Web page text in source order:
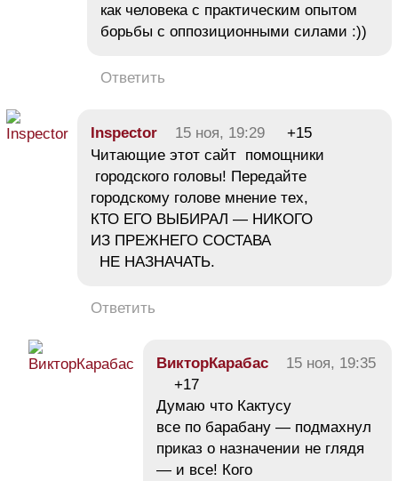
как человека с практическим опытом
борьбы с оппозиционными силами :))
Ответить
Inspector 15 ноя, 19:29
+15
Читающие этот сайт помощники
городского головы! Передайте
городскому голове мнение тех,
КТО ЕГО ВЫБИРАЛ — НИКОГО
ИЗ ПРЕЖНЕГО СОСТАВА
НЕ НАЗНАЧАТЬ.
Ответить
ВикторКарабас
15 ноя, 19:35
+17
Думаю что Кактусу
все по барабану — подмахнул
приказ о назначении не глядя
— и все! Кого